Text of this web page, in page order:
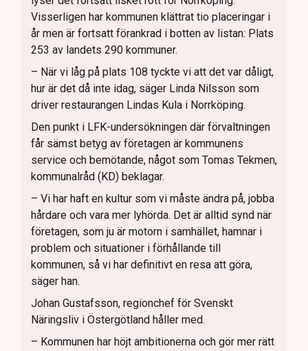
Visserligen har kommunen klättrat tio placeringar i
år men är fortsatt förankrad i botten av listan: Plats
253 av landets 290 kommuner.
– När vi låg på plats 108 tyckte vi att det var dåligt,
hur är det då inte idag, säger Linda Nilsson som
driver restaurangen Lindas Kula i Norrköping.
Den punkt i LFK-undersökningen där förvaltningen
får sämst betyg av företagen är kommunens
service och bemötande, något som Tomas Tekmen,
kommunalråd (KD) beklagar.
– Vi har haft en kultur som vi måste ändra på, jobba
hårdare och vara mer lyhörda. Det är alltid synd när
företagen, som ju är motorn i samhället, hamnar i
problem och situationer i förhållande till
kommunen, så vi har definitivt en resa att göra,
säger han.
Johan Gustafsson, regionchef för Svenskt
Näringsliv i Östergötland håller med.
– Kommunen har höjt ambitionerna och gör mer rätt